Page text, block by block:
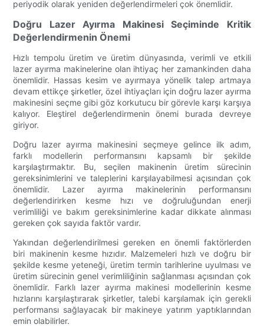
periyodik olarak yeniden değerlendirmeleri çok önemlidir.
Doğru Lazer Ayırma Makinesi Seçiminde Kritik
Değerlendirmenin Önemi
Hızlı tempolu üretim ve üretim dünyasında, verimli ve etkili
lazer ayırma makinelerine olan ihtiyaç her zamankinden daha
önemlidir. Hassas kesim ve ayırmaya yönelik talep artmaya
devam ettikçe şirketler, özel ihtiyaçları için doğru lazer ayırma
makinesini seçme gibi göz korkutucu bir görevle karşı karşıya
kalıyor. Eleştirel değerlendirmenin önemi burada devreye
giriyor.
Doğru lazer ayırma makinesini seçmeye gelince ilk adım,
farklı modellerin performansını kapsamlı bir şekilde
karşılaştırmaktır. Bu, seçilen makinenin üretim sürecinin
gereksinimlerini ve taleplerini karşılayabilmesi açısından çok
önemlidir. Lazer ayırma makinelerinin performansını
değerlendirirken kesme hızı ve doğruluğundan enerji
verimliliği ve bakım gereksinimlerine kadar dikkate alınması
gereken çok sayıda faktör vardır.
Yakından değerlendirilmesi gereken en önemli faktörlerden
biri makinenin kesme hızıdır. Malzemeleri hızlı ve doğru bir
şekilde kesme yeteneği, üretim termin tarihlerine uyulması ve
üretim sürecinin genel verimliliğinin sağlanması açısından çok
önemlidir. Farklı lazer ayırma makinesi modellerinin kesme
hızlarını karşılaştırarak şirketler, talebi karşılamak için gerekli
performansı sağlayacak bir makineye yatırım yaptıklarından
emin olabilirler.